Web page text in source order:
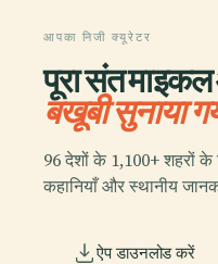
आपका निजी क्यूरेटर
पूरा संत
बखूबी सुनाया
96 देशों के 1,100+ शहरों के
कहानियाँ और स्थानीय
ऐप डाउनलोड करें